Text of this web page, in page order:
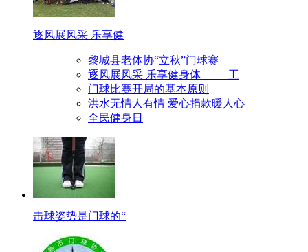
逐风展风采 乐享健
黎城县老体协“立秋”门球赛
逐风展风采 乐享健身体 —— 工
门球比赛开局的基本原则
洪水无情人有情 爱心捐款暖人心
全民健身日
击球姿势是门球的“